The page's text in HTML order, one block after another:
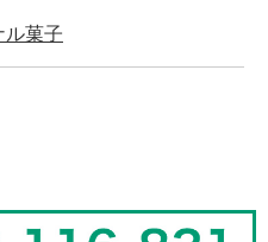
ル菓子